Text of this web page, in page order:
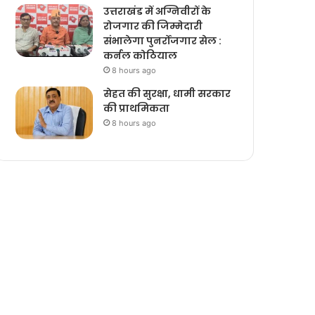
उत्तराखंड में अग्निवीरों के
रोजगार की जिम्मेदारी
संभालेगा पुनर्रोजगार सेल :
कर्नल कोठियाल
8 hours ago
सेहत की सुरक्षा, धामी सरकार
की प्राथमिकता
8 hours ago